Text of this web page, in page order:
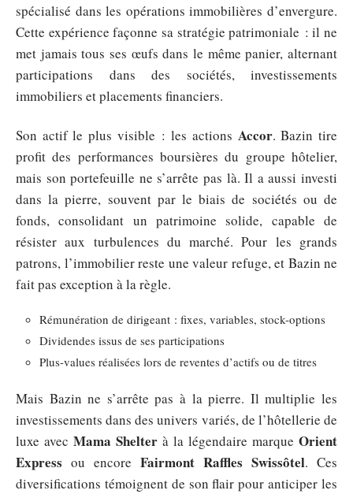
spécialisé dans les opérations immobilières d’envergure.
Cette expérience façonne sa stratégie patrimoniale : il ne
met jamais tous ses œufs dans le même panier, alternant
participations dans des sociétés, investissements
immobiliers et placements financiers.
Son actif le plus visible : les actions Accor. Bazin tire
profit des performances boursières du groupe hôtelier,
mais son portefeuille ne s’arrête pas là. Il a aussi investi
dans la pierre, souvent par le biais de sociétés ou de
fonds, consolidant un patrimoine solide, capable de
résister aux turbulences du marché. Pour les grands
patrons, l’immobilier reste une valeur refuge, et Bazin ne
fait pas exception à la règle.
Rémunération de dirigeant : fixes, variables, stock-options
Dividendes issus de ses participations
Plus-values réalisées lors de reventes d’actifs ou de titres
Mais Bazin ne s’arrête pas à la pierre. Il multiplie les
investissements dans des univers variés, de l’hôtellerie de
luxe avec Mama Shelter à la légendaire marque Orient
Express ou encore Fairmont Raffles Swissôtel. Ces
diversifications témoignent de son flair pour anticiper les